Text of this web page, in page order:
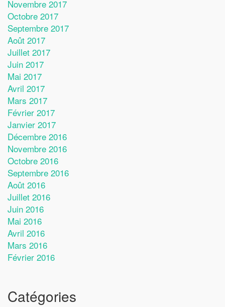
Novembre 2017
Octobre 2017
Septembre 2017
Août 2017
Juillet 2017
Juin 2017
Mai 2017
Avril 2017
Mars 2017
Février 2017
Janvier 2017
Décembre 2016
Novembre 2016
Octobre 2016
Septembre 2016
Août 2016
Juillet 2016
Juin 2016
Mai 2016
Avril 2016
Mars 2016
Février 2016
Catégories